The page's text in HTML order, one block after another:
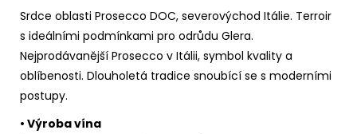
Srdce oblasti Prosecco DOC, severovýchod Itálie. Terroir
s ideálními podmínkami pro odrůdu Glera.
Nejprodávanější Prosecco v Itálii, symbol kvality a
oblíbenosti. Dlouholetá tradice snoubící se s moderními
postupy.
• Výroba vína
ADIGE
DOC.
529
Kč